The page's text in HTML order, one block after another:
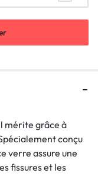
mérite grâce à
conçu
verre assure une
fissures et les